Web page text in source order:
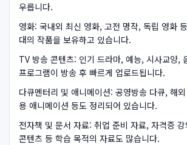
우릅니다.
영화: 국내외 최신 영화, 고전 명작, 독립 영화
대의 작품을 보유하고 있습니다.
TV 방송 콘텐츠: 인기 드라마, 예능, 시사교양,
프로그램이 방송 후 빠르게 업로드됩니다.
다큐멘터리 및 애니메이션: 공영방송 다큐, 해
용 애니메이션 등도 정리되어 있습니다.
전자책 및 문서 자료: 취업 준비 자료, 자격증
콘텐츠 등 학습 목적의 자료도 많습니다.